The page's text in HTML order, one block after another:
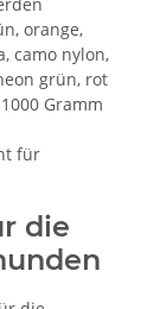
orange,
camo nylon,
grün, rot
Gramm
für
die